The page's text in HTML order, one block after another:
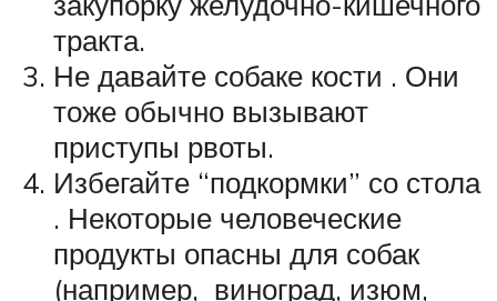
тракта.
Не давайте собаке кости . Они
тоже обычно вызывают
приступы рвоты.
Избегайте “подкормки” со стола
. Некоторые человеческие
продукты опасны для собак
(например, виноград, изюм,